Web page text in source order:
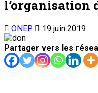
l’organisation
ONEP
19 juin 2019
Partager vers les